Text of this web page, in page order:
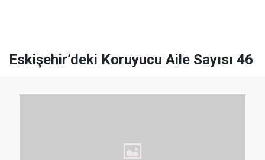
Eskişehir’deki Koruyucu Aile Sayısı 46